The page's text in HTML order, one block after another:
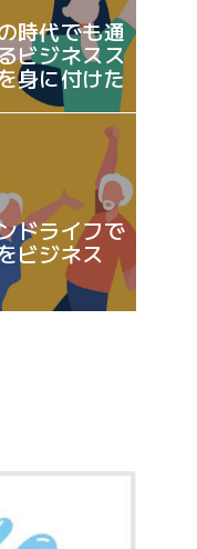
時代でも通
ビジネスス
身に付けた
ドライフで
ビジネス